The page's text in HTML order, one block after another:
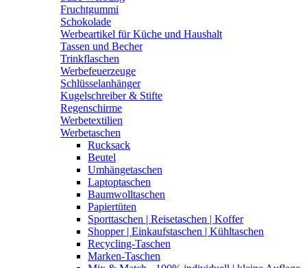
Fruchtgummi
Schokolade
Werbeartikel für Küche und Haushalt
Tassen und Becher
Trinkflaschen
Werbefeuerzeuge
Schlüsselanhänger
Kugelschreiber & Stifte
Regenschirme
Werbetextilien
Werbetaschen
Rucksack
Beutel
Umhängetaschen
Laptoptaschen
Baumwolltaschen
Papiertüten
Sporttaschen | Reisetaschen | Koffer
Shopper | Einkaufstaschen | Kühltaschen
Recycling-Taschen
Marken-Taschen